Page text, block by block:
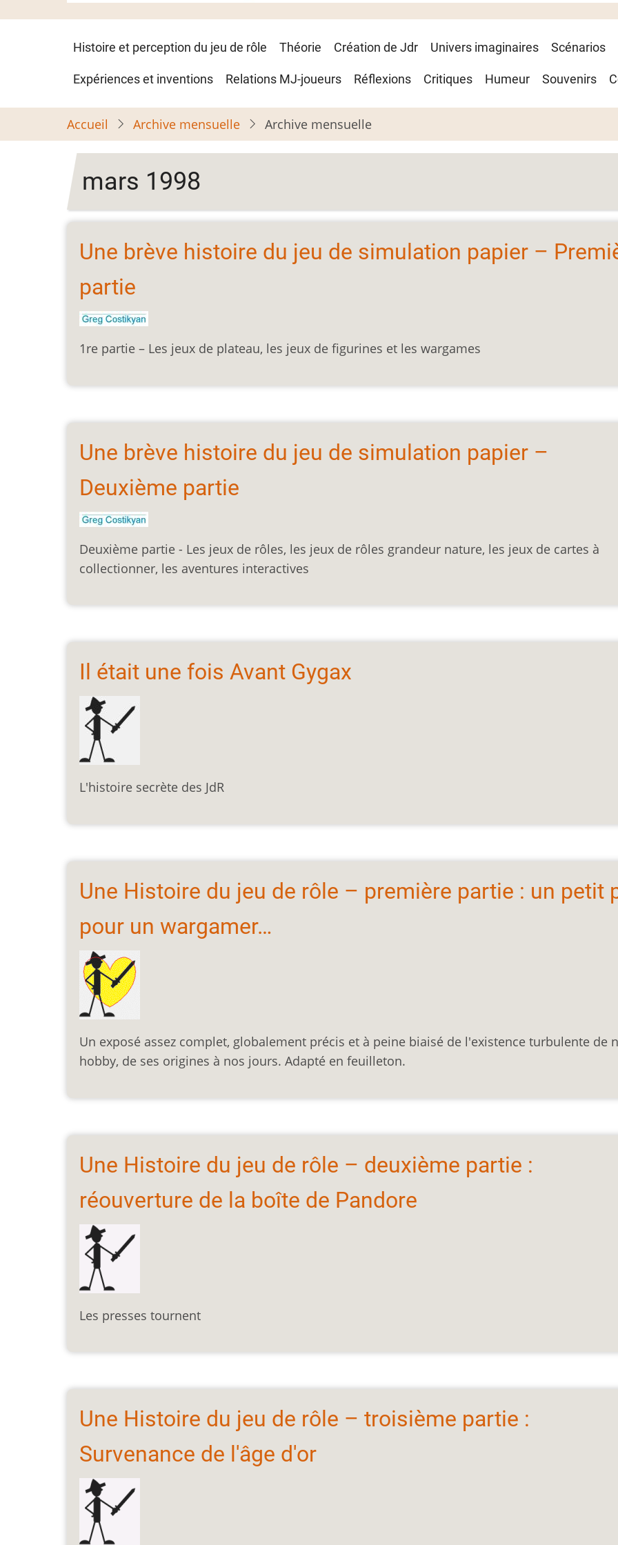
Navigation
principale
Histoire et perception du jeu de rôle Théorie Création de Jdr Univers imaginaires Scénarios
Expériences et inventions Relations MJ-joueurs Réflexions Critiques Humeur Souvenirs
Accueil Archive mensuelle Archive mensuelle
mars 1998
Une brève histoire du jeu de simulation papier –
partie
1re partie – Les jeux de plateau, les jeux de figurines et les wargames
Une brève histoire du jeu de simulation papier –
Deuxième partie
Deuxième partie - Les jeux de rôles, les jeux de rôles grandeur nature, les jeux de cartes à
collectionner, les aventures interactives
Il était une fois Avant Gygax
L'histoire secrète des JdR
Une Histoire du jeu de rôle – première partie : un petit
pour un wargamer…
Un exposé assez complet, globalement précis et à peine biaisé de l'existence turbulente de
hobby, de ses origines à nos jours. Adapté en feuilleton.
Une Histoire du jeu de rôle – deuxième partie :
réouverture de la boîte de Pandore
Les presses tournent
Une Histoire du jeu de rôle – troisième partie :
Survenance de l'âge d'or